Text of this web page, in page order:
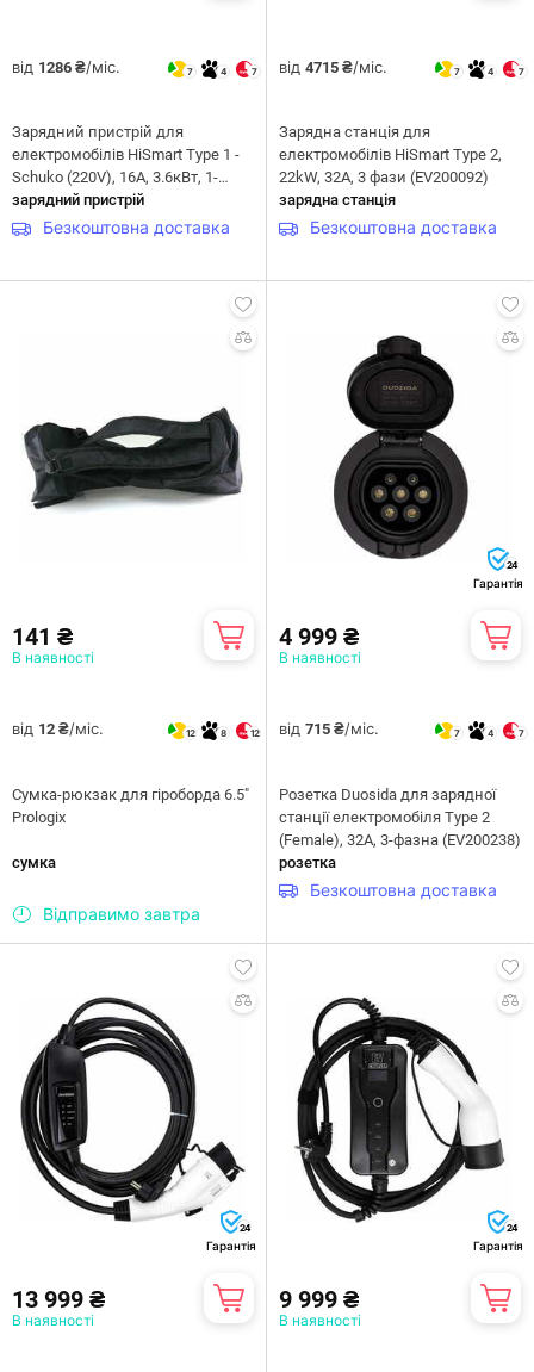
від 1286 ₴/міс. 7 4 7
Зарядний пристрій для
електромобілів HiSmart Type 1 -
Schuko (220V), 16A, 3.6кВт, 1-
фазний, 5м (EV200689)
зарядний пристрій
Безкоштовна доставка
від 4715 ₴/міс. 7 4 7
Зарядна станція для
електромобілів HiSmart Type 2,
22kW, 32A, 3 фази (EV200092)
зарядна станція
Безкоштовна доставка
141 ₴
В наявності
від 12 ₴/міс. 12 8 12
Сумка-рюкзак для гіроборда 6.5"
Prologix
сумка
Відправимо завтра
24
Гарантія
4 999 ₴
В наявності
від 715 ₴/міс. 7 4 7
Розетка Duosida для зарядної
станції електромобіля Type 2
(Female), 32A, 3-фазна (EV200238)
розетка
Безкоштовна доставка
24
Гарантія
13 999 ₴
В наявності
24
Гарантія
9 999 ₴
В наявності